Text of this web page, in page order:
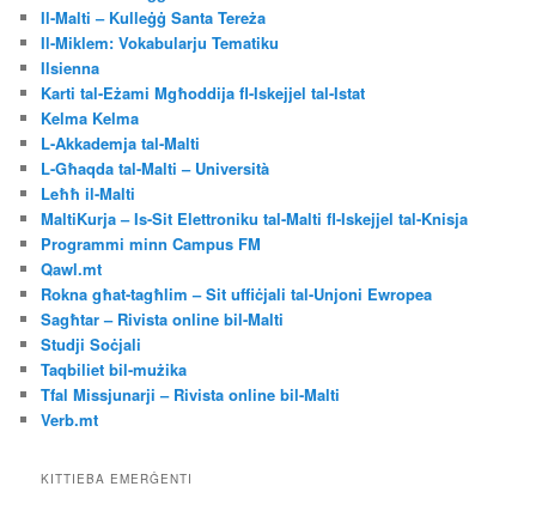
Il-Malti – Kulleġġ Santa Tereża
Il-Miklem: Vokabularju Tematiku
Ilsienna
Karti tal-Eżami Mgħoddija fl-Iskejjel tal-Istat
Kelma Kelma
L-Akkademja tal-Malti
L-Għaqda tal-Malti – Università
Leħħ il-Malti
MaltiKurja – Is-Sit Elettroniku tal-Malti fl-Iskejjel tal-Knisja
Programmi minn Campus FM
Qawl.mt
Rokna għat-tagħlim – Sit uffiċjali tal-Unjoni Ewropea
Sagħtar – Rivista online bil-Malti
Studji Soċjali
Taqbiliet bil-mużika
Tfal Missjunarji – Rivista online bil-Malti
Verb.mt
KITTIEBA EMERĠENTI